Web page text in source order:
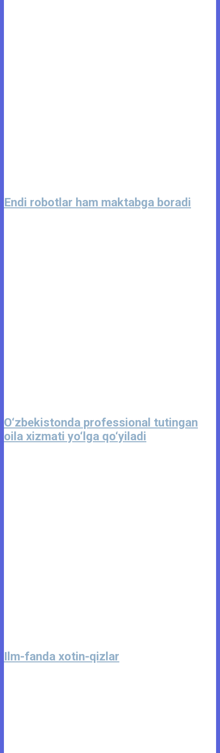
Endi robotlar ham maktabga boradi
O‘zbekistonda professional tutingan
oila xizmati yo‘lga qo‘yiladi
Ilm-fanda xotin-qizlar